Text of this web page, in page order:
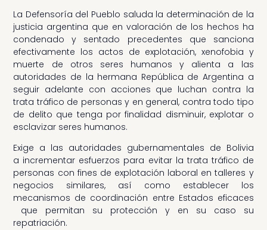
La Defensoría del Pueblo saluda la determinación de la
justicia argentina que en valoración de los hechos ha
condenado y sentado precedentes que sanciona
efectivamente los actos de explotación, xenofobia y
muerte de otros seres humanos y alienta a las
autoridades de la hermana República de Argentina a
seguir adelante con acciones que luchan contra la
trata tráfico de personas y en general, contra todo tipo
de delito que tenga por finalidad disminuir, explotar o
esclavizar seres humanos.
Exige a las autoridades gubernamentales de Bolivia
a incrementar esfuerzos para evitar la trata tráfico de
personas con fines de explotación laboral en talleres y
negocios similares, así como establecer los
mecanismos de coordinación entre Estados eficaces
que permitan su protección y en su caso su
repatriación.